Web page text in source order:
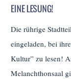
EINE LESUNG!
Die rührige
eingeladen, bei
Kultur” zu lesen!
Melanchthonsaal